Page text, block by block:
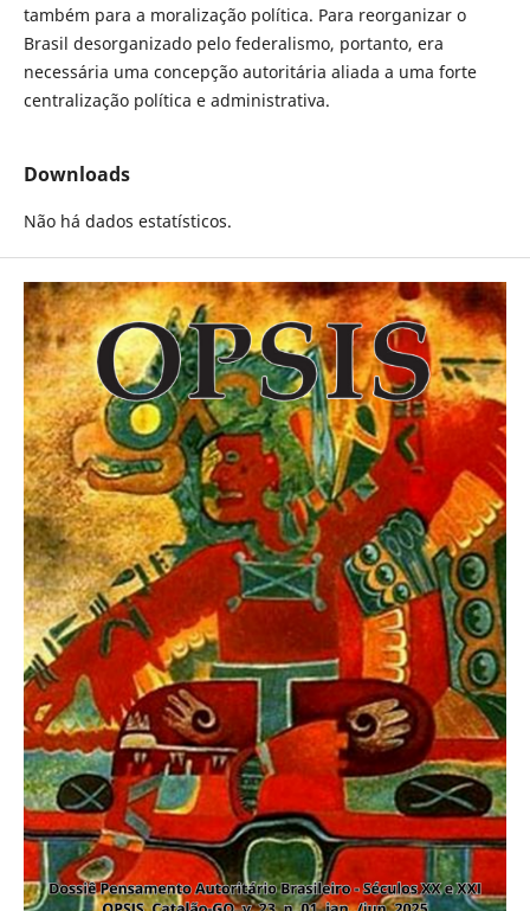
também para a moralização política. Para reorganizar o
Brasil desorganizado pelo federalismo, portanto, era
necessária uma concepção autoritária aliada a uma forte
centralização política e administrativa.
Downloads
Não há dados estatísticos.